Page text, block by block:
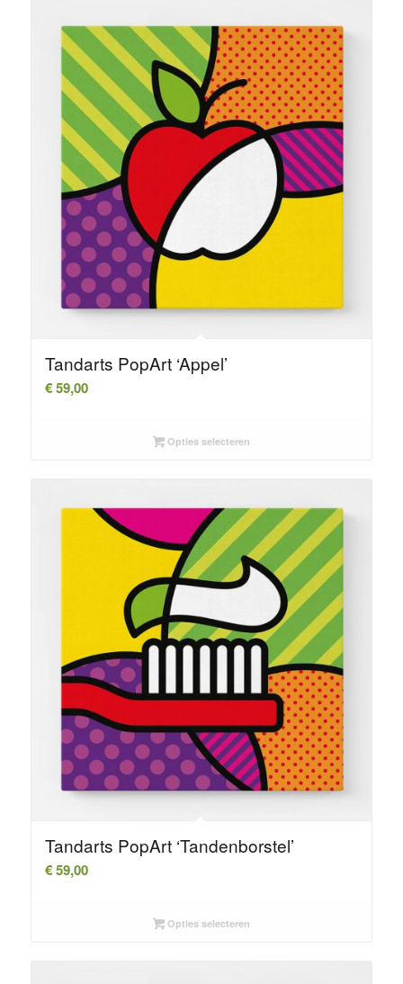
Tandarts PopArt ‘Appel’
€59,00
Opties selecteren
Tandarts PopArt ‘Tandenborstel’
€59,00
Opties selecteren